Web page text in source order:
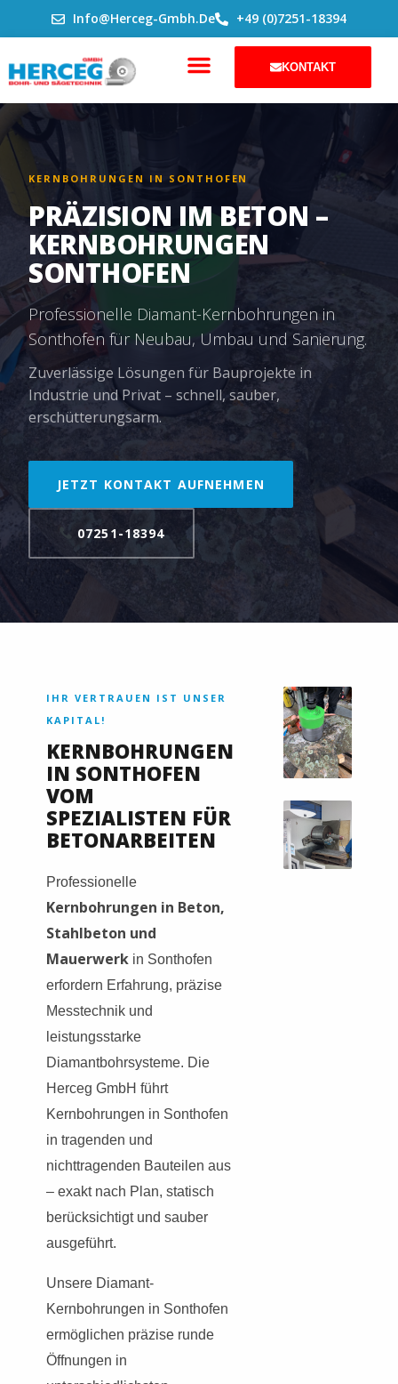
Info@herceg-Gmbh.de +49 (0)7251-18394
KONTAKT
KERNBOHRUNGEN IN SONTHOFEN
PRÄZISION IM BETON –
KERNBOHRUNGEN
SONTHOFEN
Professionelle Diamant-Kernbohrungen in
Sonthofen für Neubau, Umbau und Sanierung.
Zuverlässige Lösungen für Bauprojekte in
Industrie und Privat – schnell, sauber,
erschütterungsarm.
JETZT KONTAKT AUFNEHMEN
07251-18394
IHR VERTRAUEN IST UNSER
KAPITAL!
KERNBOHRUNGEN
IN SONTHOFEN
VOM
SPEZIALISTEN FÜR
BETONARBEITEN
Professionelle
Kernbohrungen in Beton,
Stahlbeton und
Mauerwerk in Sonthofen
erfordern Erfahrung, präzise
Messtechnik und
leistungsstarke
Diamantbohrsysteme. Die
Herceg GmbH führt
Kernbohrungen in Sonthofen
in tragenden und
nichttragenden Bauteilen aus
– exakt nach Plan, statisch
berücksichtigt und sauber
ausgeführt.
Unsere Diamant-
Kernbohrungen in Sonthofen
ermöglichen präzise runde
Öffnungen in